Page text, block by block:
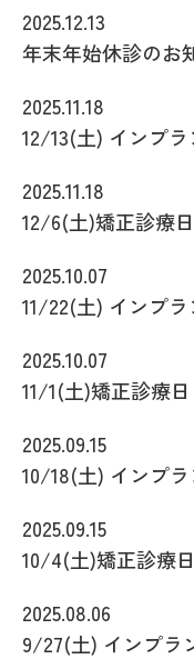
2025.12.13
年末年始休診のお
2025.11.18
12/13(土) インプ
2025.11.18
12/6(土)矯正診療
2025.10.07
11/22(土) インプ
2025.10.07
11/1(土)矯正診療
2025.09.15
10/18(土) インプ
2025.09.15
10/4(土)矯正診療
2025.08.06
9/27(土) インプラ